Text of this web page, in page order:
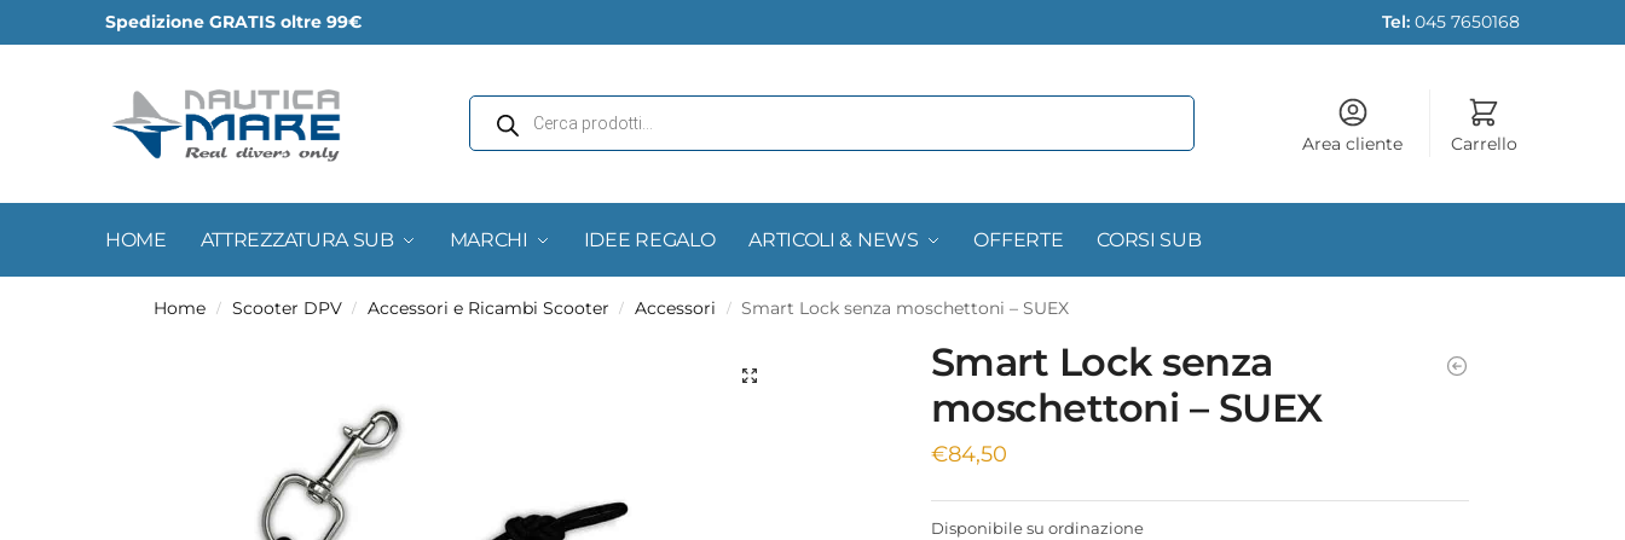
Spedizione GRATIS oltre 99€ Tel: 045 7650168
Area cliente Carrello
HOME ATTREZZATURA SUB MARCHI IDEE REGALO ARTICOLI & NEWS OFFERTE CORSI SUB
Home / Scooter DPV / Accessori e Ricambi Scooter / Accessori / Smart Lock senza moschettoni – SUEX
Smart Lock senza
moschettoni – SUEX
€84,50
Disponibile su ordinazione